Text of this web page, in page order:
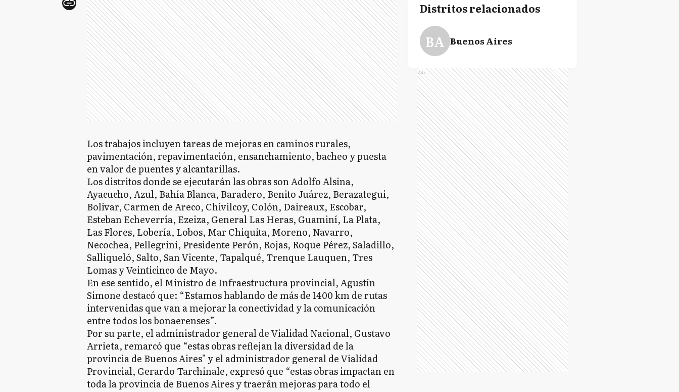
Los trabajos incluyen tareas de mejoras en caminos rurales,
pavimentación, repavimentación, ensanchamiento, bacheo y puesta
en valor de puentes y alcantarillas.
Los distritos donde se ejecutarán las obras son Adolfo Alsina,
Ayacucho, Azul, Bahía Blanca, Baradero, Benito Juárez, Berazategui,
Bolivar, Carmen de Areco, Chivilcoy, Colón, Daireaux, Escobar,
Esteban Echeverría, Ezeiza, General Las Heras, Guaminí, La Plata,
Las Flores, Lobería, Lobos, Mar Chiquita, Moreno, Navarro,
Necochea, Pellegrini, Presidente Perón, Rojas, Roque Pérez, Saladillo,
Salliqueló, Salto, San Vicente, Tapalqué, Trenque Lauquen, Tres
Lomas y Veinticinco de Mayo.
En ese sentido, el Ministro de Infraestructura provincial, Agustín
Simone destacó que: “Estamos hablando de más de 1400 km de rutas
intervenidas que van a mejorar la conectividad y la comunicación
entre todos los bonaerenses”.
Por su parte, el administrador general de Vialidad Nacional, Gustavo
Arrieta, remarcó que “estas obras reflejan la diversidad de la
provincia de Buenos Aires" y el administrador general de Vialidad
Provincial, Gerardo Tarchinale, expresó que “estas obras impactan en
toda la provincia de Buenos Aires y traerán mejoras para todo el
Distritos relacionados
BA Buenos Aires
Ads